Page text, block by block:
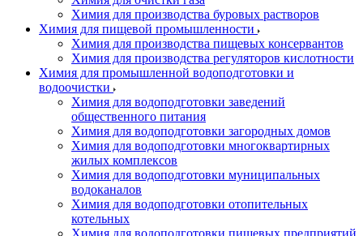
Химия для производства буровых растворов
Химия для пищевой промышленности
Химия для производства пищевых консервантов
Химия для производства регуляторов кислотности
Химия для промышленной водоподготовки и
водоочистки
Химия для водоподготовки заведений
общественного питания
Химия для водоподготовки загородных домов
Химия для водоподготовки многоквартирных
жилых комплексов
Химия для водоподготовки муниципальных
водоканалов
Химия для водоподготовки отопительных
котельных
Химия для водоподготовки пищевых предприятий